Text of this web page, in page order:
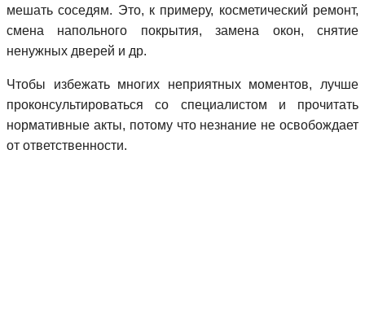
мешать соседям. Это, к примеру, косметический ремонт,
смена напольного покрытия, замена окон, снятие
ненужных дверей и др.
Чтобы избежать многих неприятных моментов, лучше
проконсультироваться со специалистом и прочитать
нормативные акты, потому что незнание не освобождает
от ответственности.